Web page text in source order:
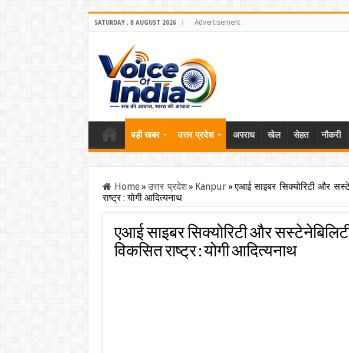
SATURDAY , 8 AUGUST 2026 Advertisement
बड़ी खबर उत्तर प्रदेश अपराध खेल सेहत नौकरी
Home» उत्तर प्रदेश» Kanpur»एआई साइबर सिक्योरिटी और
राष्ट्र : योगी आदित्यनाथ
एआई साइबर सिक्योरिटी और
विकसित राष्ट्र : योगी आदित्यनाथ